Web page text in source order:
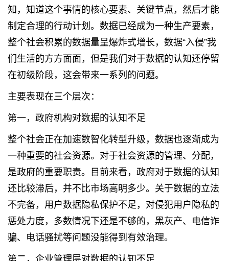
知，知道这个事情的核心要素、关键节点，然后才能
制定合理的行动计划。数据已经成为一种生产要素，
整个社会积累的数据量呈爆炸式增长，数据“入侵”我
们生活的方方面面，但是我们对于数据的认知还停留
在初级阶段，这会带来一系列的问题。
主要表现在三个层次：
第一，政府机构对数据的认知不足
整个社会正在加速数智化转型升级，数据也逐渐成为
一种重要的社会资源。对于社会资源的管理、分配，
是政府的重要职责。目前来看，政府对于数据的认知
还比较滞后，并不比市场高明多少。关于数据的立法
不完备，用户数据隐私保护不足，对侵犯用户隐私的
惩处力度，多数情况下还是不够的，黑灰产、电信诈
骗、电话骚扰等问题没能得到有效治理。
第二，企业管理层对数据的认知不足